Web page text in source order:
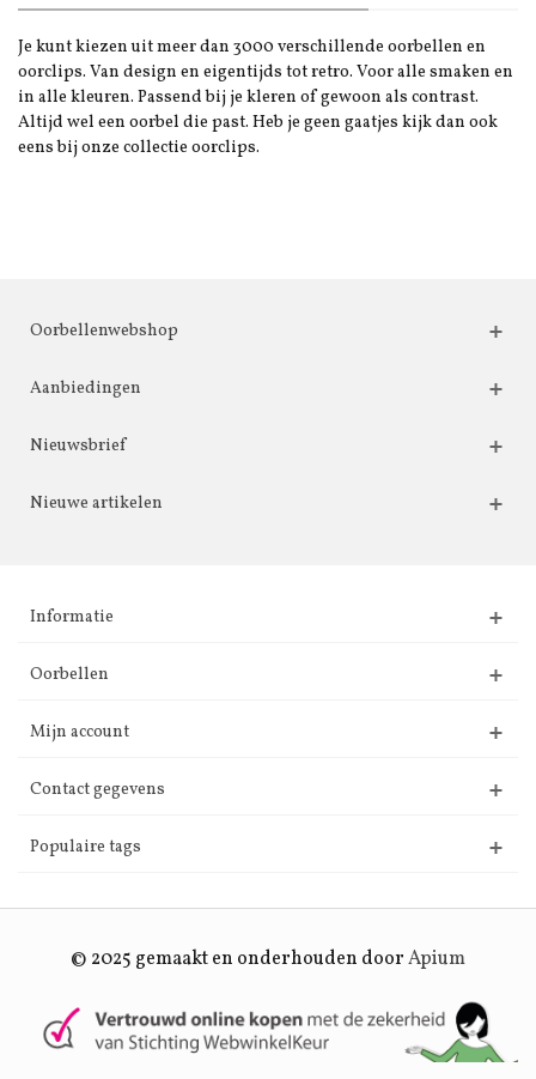
Je kunt kiezen uit meer dan 3000 verschillende oorbellen en
oorclips. Van design en eigentijds tot retro. Voor alle smaken en
in alle kleuren. Passend bij je kleren of gewoon als contrast.
Altijd wel een oorbel die past. Heb je geen gaatjes kijk dan ook
eens bij onze collectie oorclips.
Oorbellenwebshop
Aanbiedingen
Nieuwsbrief
Nieuwe artikelen
Informatie
Oorbellen
Mijn account
Contact gegevens
Populaire tags
© 2025 gemaakt en onderhouden doorApium